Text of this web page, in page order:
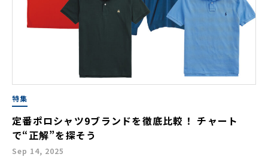
特集
定番ポロシャツ9ブランドを徹底比較！ チャート
で“正解”を探そう
Sep 14, 2025